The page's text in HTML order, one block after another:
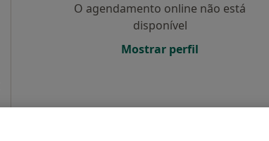
O agendamento online não está
disponível
Mostrar perfil